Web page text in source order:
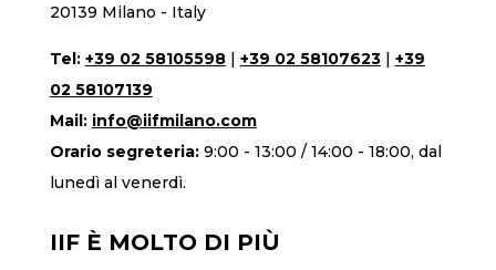
20139 Milano - Italy
Tel: +39 02 58105598| +39 02 58107623| +39
02 58107139
Mail: info@iifmilano.com
Orario segreteria: 9:00 - 13:00 / 14:00 - 18:00, dal
lunedì al venerdì.
IIF È MOLTO DI PIÙ